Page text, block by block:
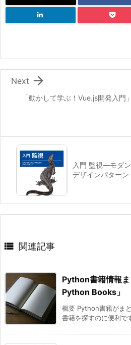
「動かして学ぶ！Vue.js開発入門

Next
入門 監視―モダ
デザインパターン
 関連記事
Python書籍情報
Python Books」
概要 Python書籍がま
書籍を探すのに便利で